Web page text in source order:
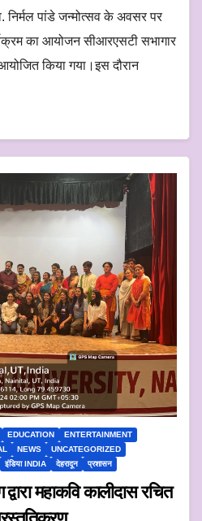
निर्मल पांडे जन्मोत्सव के अवसर पर
का आयोजन सीआरएसटी सभागार
किया गया।इस दौरान
EDUCATION
ENTERTAINMENT
NEWS
UNCATEGORIZED
इंडिया INDIA देहरादून प्रशासन
महाकवि कालीदास रचित